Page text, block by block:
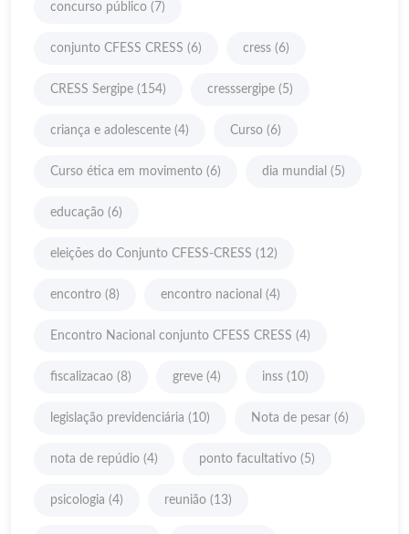
concurso público (7)
conjunto CFESS CRESS (6) cress (6)
CRESS Sergipe (154) cresssergipe (5)
criança e adolescente (4) Curso (6)
Curso ética em movimento (6) dia mundial (5)
educação (6)
eleições do Conjunto CFESS-CRESS (12)
encontro (8) encontro nacional (4)
Encontro Nacional conjunto CFESS CRESS (4)
fiscalizacao (8) greve (4) inss (10)
legislação previdenciária (10) Nota de pesar (6)
nota de repúdio (4) ponto facultativo (5)
psicologia (4) reunião (13)